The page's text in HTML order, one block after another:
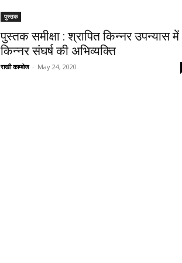
पुस्तक
पुस्तक समीक्षा : श्रापित किन्नर उपन्यास में
किन्नर संघर्ष की अभिव्यक्ति
राखी काम्बोज - May 24, 2020